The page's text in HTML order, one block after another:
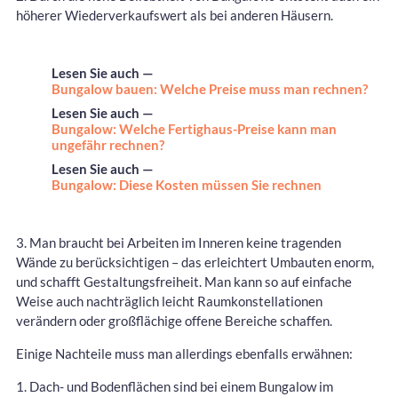
höherer Wiederverkaufswert als bei anderen Häusern.
Lesen Sie auch —
Bungalow bauen: Welche Preise muss man rechnen?
Lesen Sie auch —
Bungalow: Welche Fertighaus-Preise kann man
ungefähr rechnen?
Lesen Sie auch —
Bungalow: Diese Kosten müssen Sie rechnen
3. Man braucht bei Arbeiten im Inneren keine tragenden
Wände zu berücksichtigen – das erleichtert Umbauten enorm,
und schafft Gestaltungsfreiheit. Man kann so auf einfache
Weise auch nachträglich leicht Raumkonstellationen
verändern oder großflächige offene Bereiche schaffen.
Einige Nachteile muss man allerdings ebenfalls erwähnen:
1. Dach- und Bodenflächen sind bei einem Bungalow im